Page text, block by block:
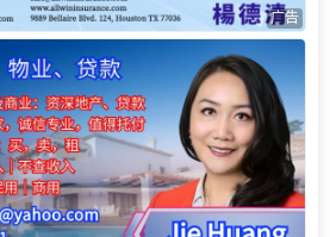
广告